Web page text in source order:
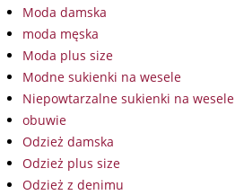
Moda damska
moda męska
Moda plus size
Modne sukienki na wesele
Niepowtarzalne sukienki na wesele
obuwie
Odzież damska
Odzież plus size
Odzież z denimu